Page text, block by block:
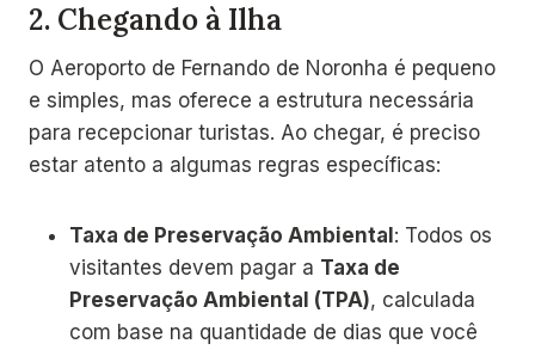
2. Chegando à Ilha
O Aeroporto de Fernando de Noronha é pequeno
e simples, mas oferece a estrutura necessária
para recepcionar turistas. Ao chegar, é preciso
estar atento a algumas regras específicas:
Taxa de Preservação Ambiental : Todos os
visitantes devem pagar a Taxa de
Preservação Ambiental (TPA), calculada
com base na quantidade de dias que você